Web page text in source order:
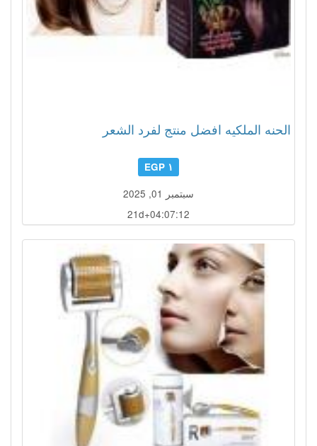
الحنه الملكيه افضل منتج لفرد الشعر
١ EGP
سبتمبر 01, 2025
21d+04:07:09